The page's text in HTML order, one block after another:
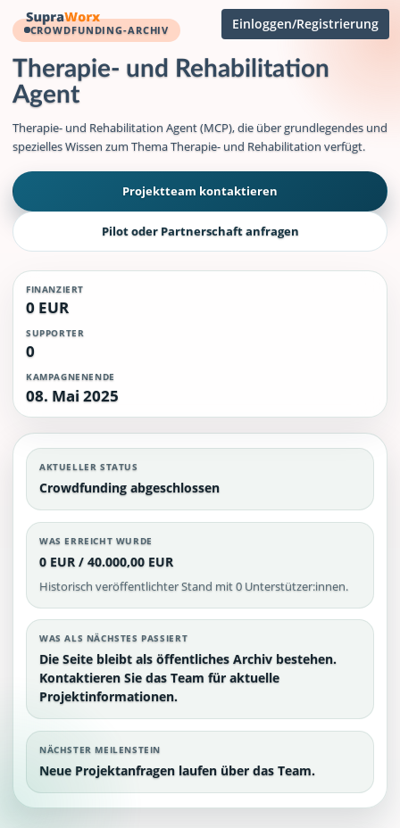
Einloggen/Registrierung
CROWDFUNDING-ARCHIV
Therapie- und Rehabilitation
Agent
Therapie- und Rehabilitation Agent (MCP), die über grundlegendes und
spezielles Wissen zum Thema Therapie- und Rehabilitation verfügt.
Projektteam kontaktieren
Pilot oder Partnerschaft anfragen
FINANZIERT
0 EUR
SUPPORTER
0
KAMPAGNENENDE
08. Mai 2025
AKTUELLER STATUS
Crowdfunding abgeschlossen
WAS ERREICHT WURDE
0 EUR / 40.000,00 EUR
Historisch veröffentlichter Stand mit 0 Unterstützer:innen.
WAS ALS NÄCHSTES PASSIERT
Die Seite bleibt als öffentliches Archiv bestehen.
Kontaktieren Sie das Team für aktuelle
Projektinformationen.
NÄCHSTER MEILENSTEIN
Neue Projektanfragen laufen über das Team.